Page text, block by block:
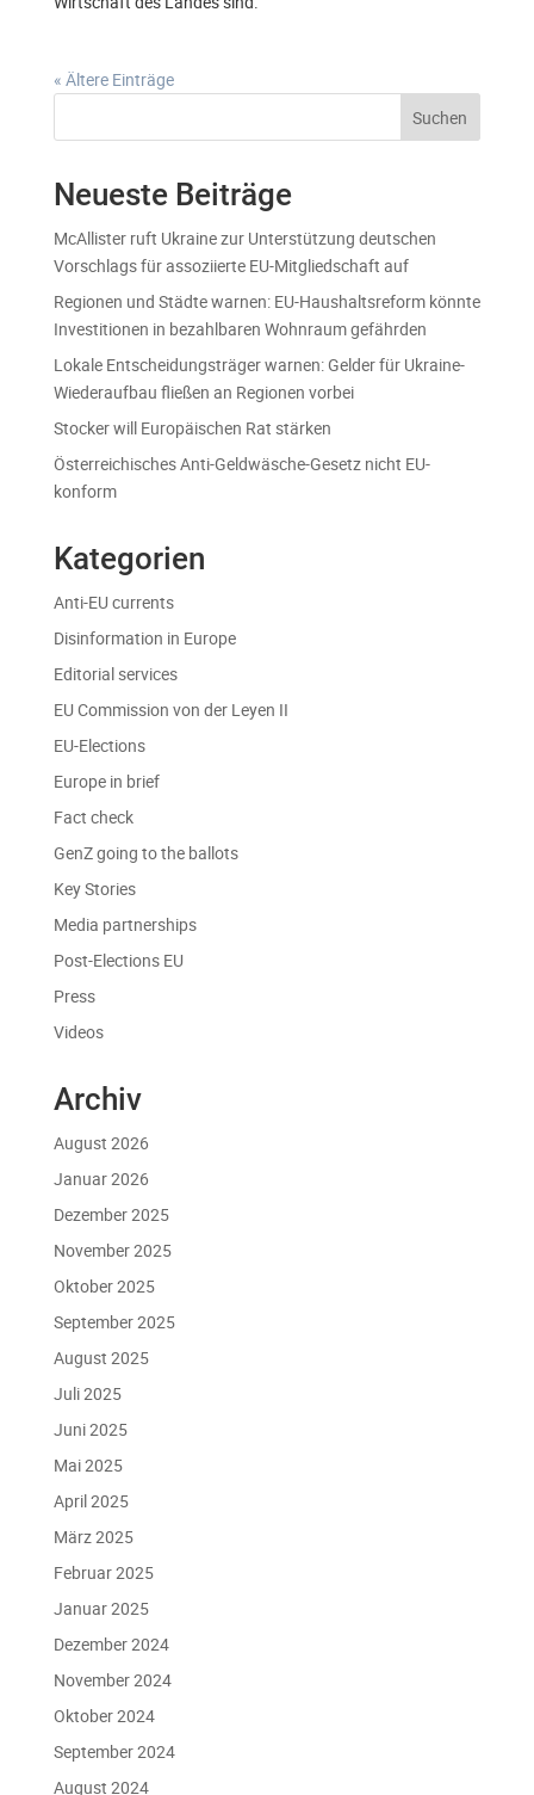
« Ältere Einträge
Suchen
Neueste Beiträge
McAllister ruft Ukraine zur Unterstützung deutschen
Vorschlags für assoziierte EU-Mitgliedschaft auf
Regionen und Städte warnen: EU-Haushaltsreform könnte
Investitionen in bezahlbaren Wohnraum gefährden
Lokale Entscheidungsträger warnen: Gelder für Ukraine-
Wiederaufbau fließen an Regionen vorbei
Stocker will Europäischen Rat stärken
Österreichisches Anti-Geldwäsche-Gesetz nicht EU-
konform
Kategorien
Anti-EU currents
Disinformation in Europe
Editorial services
EU Commission von der Leyen II
EU-Elections
Europe in brief
Fact check
GenZ going to the ballots
Key Stories
Media partnerships
Post-Elections EU
Press
Videos
Archiv
August 2026
Januar 2026
Dezember 2025
November 2025
Oktober 2025
September 2025
August 2025
Juli 2025
Juni 2025
Mai 2025
April 2025
März 2025
Februar 2025
Januar 2025
Dezember 2024
November 2024
Oktober 2024
September 2024
August 2024